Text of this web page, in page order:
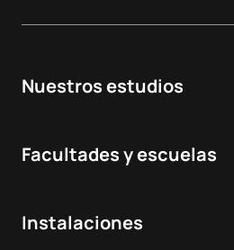
Nuestros estudios
Grados Universitarios
Facultades y escuelas
Instalaciones